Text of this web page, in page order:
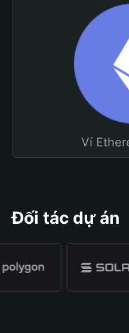
Ví
Đối tác dự án